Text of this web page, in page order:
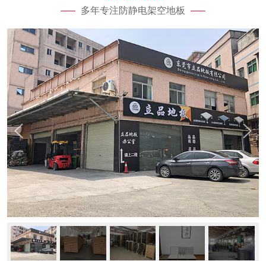
多年专注防静电架空地板